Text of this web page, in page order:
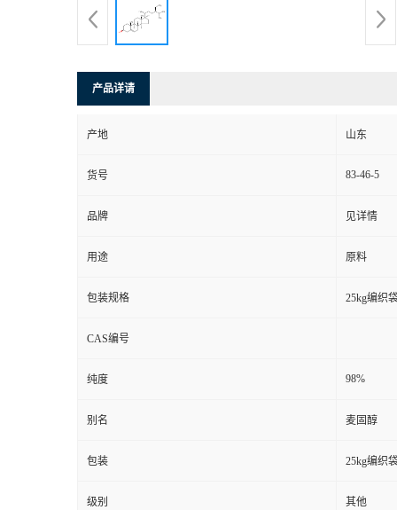
产品详请
产地 山东
货号 83-46-5
品牌 见详情
用途 原料
包装规格 25kg编织
CAS编号
纯度 98%
别名 麦固醇
包装 25kg编织
级别 其他